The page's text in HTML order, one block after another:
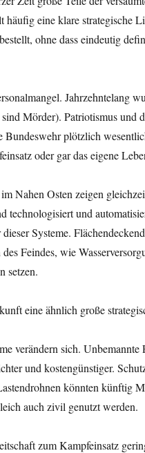
häufig eine klare strategische
ohne dass eindeutig
Jahrzehntelang
Mörder). Patriotismus
Bundeswehr plötzlich
oder gar das eigene
Nahen Osten zeigen
technologisiert und
Systeme.
Feindes, wie
setzen.
eine ähnlich große
verändern sich.
und kostengünstiger.
könnten künftig
auch zivil genutzt werden.
zum Kampfeinsatz